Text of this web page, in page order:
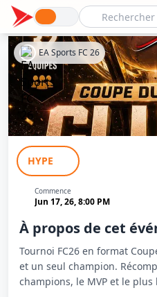
Coupe du Monde
EA Sports FC 26
HYPE
Commence
Jun 17, 26, 8:00 PM
À propos de cet
Tournoi FC26 en format
et un seul champion.
champions, le MVP et le plus